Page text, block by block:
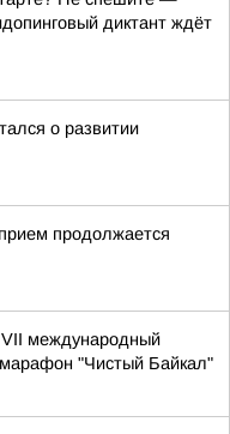
диктант ждёт
о развитии
продолжается
международный
марафон "Чистый Байкал"